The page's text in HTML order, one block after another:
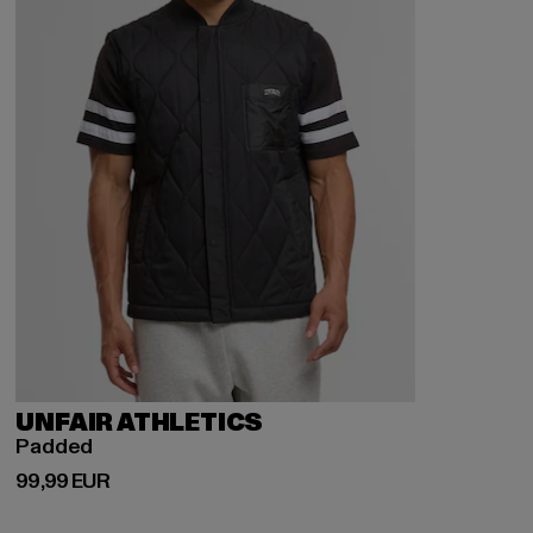
UNFAIR ATHLETICS
Padded
99,99 EUR
Derzeitiger Preis: 99,99 EUR